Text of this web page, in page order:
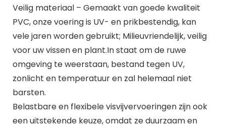
Veilig materiaal – Gemaakt van goede kwaliteit
PVC, onze voering is UV- en prikbestendig, kan
vele jaren worden gebruikt; Milieuvriendelijk, veilig
voor uw vissen en plant.In staat om de ruwe
omgeving te weerstaan, bestand tegen UV,
zonlicht en temperatuur en zal helemaal niet
barsten.
Belastbare en flexibele visvijvervoeringen zijn ook
een uitstekende keuze, omdat ze duurzaam en